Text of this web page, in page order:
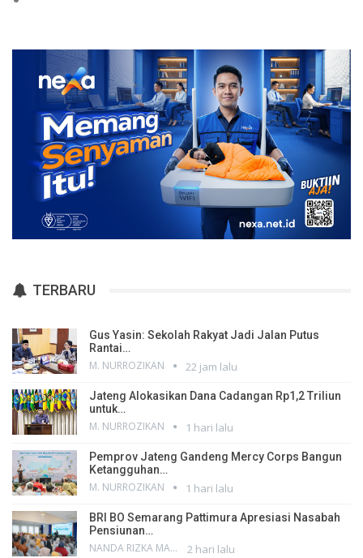
TERBARU
Gus Yasin: Sekolah Rakyat Jadi Jalan Putus
Rantai…
M. NURROZIKAN 22 jam lalu
Jateng Alokasikan Dana Cadangan Rp1,2 Triliun
untuk…
M. NURROZIKAN 1 hari lalu
Pemprov Jateng Gandeng Mercy Corps Bangun
Ketangguhan…
M. NURROZIKAN 1 hari lalu
BRI BO Semarang Pattimura Apresiasi Nasabah
Pensiunan…
NANDA RIZKA MAHENDRA 2 hari lalu